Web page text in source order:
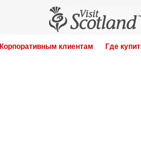
Корпоративным клиентам Где